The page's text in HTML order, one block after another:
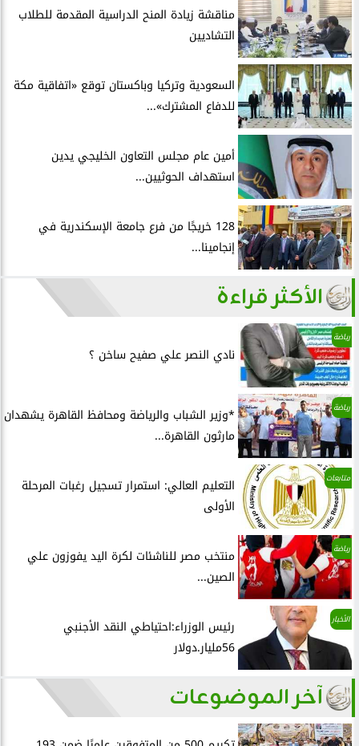
مناقشة زيادة المنح الدراسية المقدمة للطلاب
التشاديين
السعودية وتركيا وباكستان توقع «اتفاقية مكة
للدفاع المشترك»...
أمين عام مجلس التعاون الخليجي يدين
استهداف الحوثيين...
128 خريجًا من فرع جامعة الإسكندرية في
إنجامينا...
الأكثر قراءة
رياضة
نادي النصر علي صفيح ساخن ؟
رياضة
*وزير الشباب والرياضة ومحافظ القاهرة يشهدان
مارثون القاهرة...
متابعات
التعليم العالي: استمرار تسجيل رغبات المرحلة
الأولى
رياضة
منتخب مصر للناشئات لكرة اليد يفوزون علي
الصين...
الأخبار
رئيس الوزراء:احتياطي النقد الأجنبي
56مليار.دولار
آخر الموضوعات